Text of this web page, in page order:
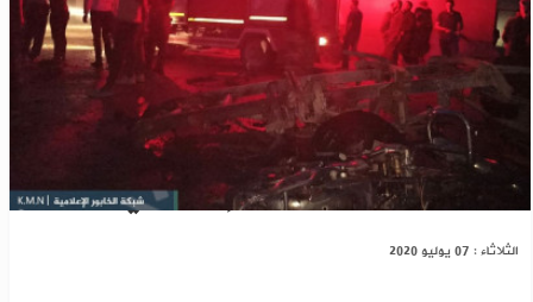
سبعة شهداء وجرحى بعملية إرهابية في تل أبيض
الثلاثاء : 07 يوليو 2020